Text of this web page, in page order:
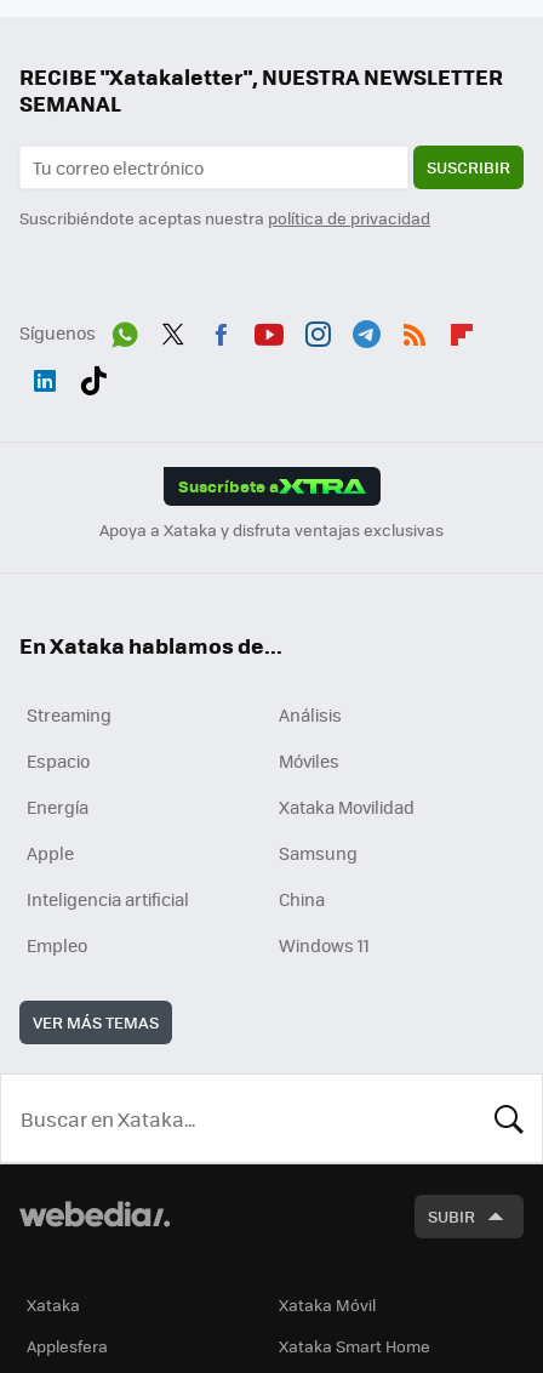
RECIBE "Xatakaletter", NUESTRA NEWSLETTER
SEMANAL
SUSCRIBIR
Suscribiéndote aceptas nuestra política de privacidad
Síguenos
Suscríbete a
Apoya a Xataka y disfruta ventajas exclusivas
En Xataka hablamos de...
Streaming
Análisis
Espacio
Móviles
Energía
Xataka Movilidad
Apple
Samsung
Inteligencia artificial
China
Empleo
Windows 11
VER MÁS TEMAS
SUBIR
Xataka
Xataka Móvil
Applesfera
Xataka Smart Home